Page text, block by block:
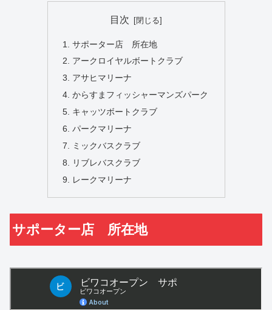
目次
サポーター店 所在地
アークロイヤルボートクラブ
アサヒマリーナ
からすまフィッシャーマンズパーク
キャッツボートクラブ
パークマリーナ
ミックバスクラブ
リブレバスクラブ
レークマリーナ
サポーター店 所在地